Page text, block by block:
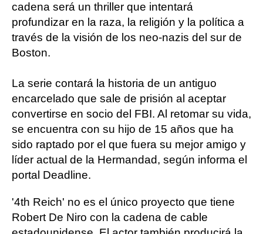
cadena será un thriller que intentará
profundizar en la raza, la religión y la política a
través de la visión de los neo-nazis del sur de
Boston.
La serie contará la historia de un antiguo
encarcelado que sale de prisión al aceptar
convertirse en socio del FBI. Al retomar su vida,
se encuentra con su hijo de 15 años que ha
sido raptado por el que fuera su mejor amigo y
líder actual de la Hermandad, según informa el
portal Deadline.
'4th Reich' no es el único proyecto que tiene
Robert De Niro con la cadena de cable